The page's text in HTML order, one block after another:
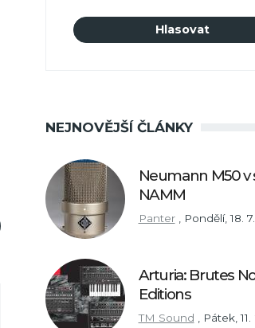
NEJNOVĚJŠÍ ČLÁNKY
Neumann M50 v
NAMM
Panter Pondělí, 18.
Arturia: Brutes
Editions
TM Sound , Pátek,